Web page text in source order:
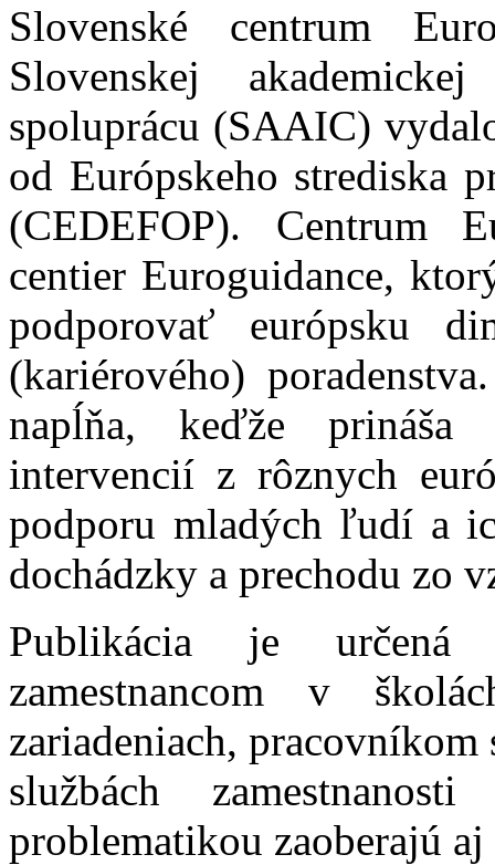
Slovenské centrum
Slovenskej
spoluprácu (SAAIC)
od Európskeho strediska
(CEDEFOP). Centrum
centier Euroguidance,
podporovať európsku
(kariérového)
napĺňa, keďže
intervencií z rôznych
podporu mladých ľudí a
dochádzky a prechodu zo
Publikácia je určená
zamestnancom v
zariadeniach,
službách
problematikou zaoberajú